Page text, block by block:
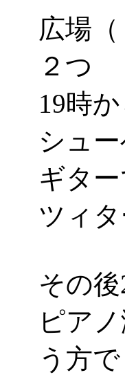
広場
２つ
19時
シュ
ギタ
ツィ
その
ピア
う方で